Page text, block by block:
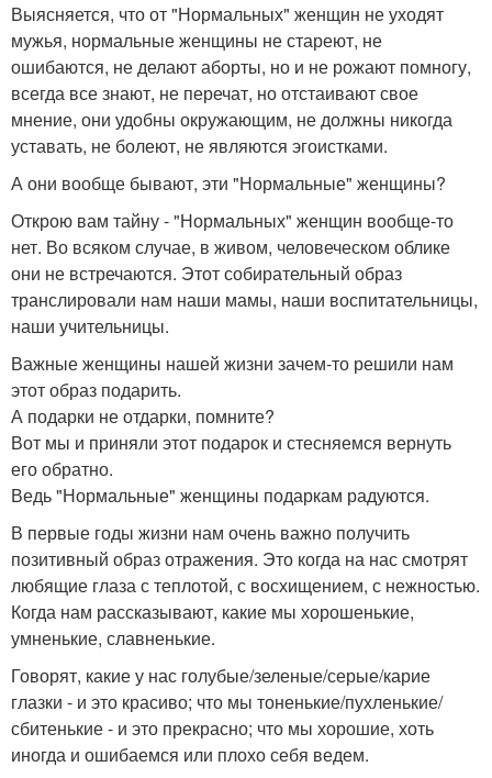
Выясняется, что от "Нормальных" женщин не уходят
мужья, нормальные женщины не стареют, не
ошибаются, не делают аборты, но и не рожают помногу,
всегда все знают, не перечат, но отстаивают свое
мнение, они удобны окружающим, не должны никогда
уставать, не болеют, не являются эгоистками.
А они вообще бывают, эти "Нормальные" женщины?
Открою вам тайну - "Нормальных" женщин вообще-то
нет. Во всяком случае, в живом, человеческом облике
они не встречаются. Этот собирательный образ
транслировали нам наши мамы, наши воспитательницы,
наши учительницы.
Важные женщины нашей жизни зачем-то решили нам
этот образ подарить.
А подарки не отдарки, помните?
Вот мы и приняли этот подарок и стесняемся вернуть
его обратно.
Ведь "Нормальные" женщины подаркам радуются.
В первые годы жизни нам очень важно получить
позитивный образ отражения. Это когда на нас смотрят
любящие глаза с теплотой, с восхищением, с нежностью.
Когда нам рассказывают, какие мы хорошенькие,
умненькие, славненькие.
Говорят, какие у нас голубые/зеленые/серые/карие
глазки - и это красиво; что мы тоненькие/пухленькие/
сбитенькие - и это прекрасно; что мы хорошие, хоть
иногда и ошибаемся или плохо себя ведем.